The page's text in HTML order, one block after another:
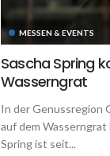
MESSEN & EVENTS
Sascha Spring
Wasserngrat
In der Genussregion
auf dem Wasserngrat
Spring ist seit...